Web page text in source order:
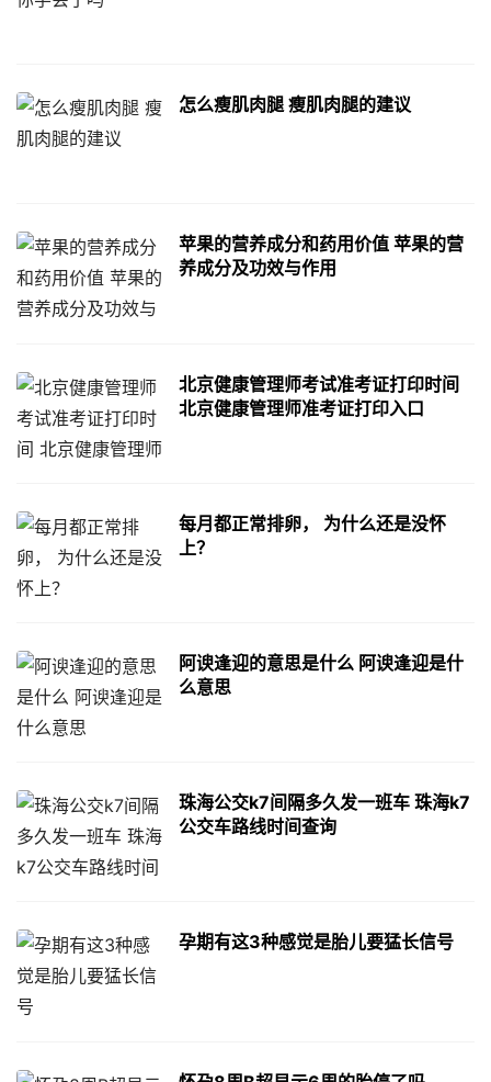
怎么瘦肌肉腿 瘦肌肉腿的建议
苹果的营养成分和药用价值 苹果的营
养成分及功效与作用
北京健康管理师考试准考证打印时间
北京健康管理师准考证打印入口
每月都正常排卵， 为什么还是没怀
上？
阿谀逢迎的意思是什么 阿谀逢迎是什
么意思
珠海公交k7间隔多久发一班车 珠海k7
公交车路线时间查询
孕期有这3种感觉是胎儿要猛长信号